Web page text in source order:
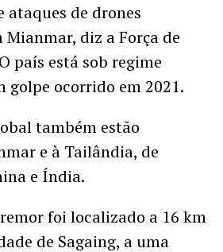
ataques de drones
diz a Força de
país está sob regime
golpe ocorrido em 2021.
também estão
e à Tailândia, de
e Índia.
foi localizado a 16 km
de Sagaing, a uma